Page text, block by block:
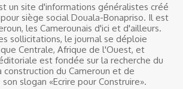
un site d'informations généralistes créé
siège social Douala-Bonapriso. Il est
les Camerounais d'ici et d'ailleurs.
sollicitations, le journal se déploie
Centrale, Afrique de l'Ouest, et
est fondée sur la recherche du
construction du Cameroun et de
slogan «Ecrire pour Construire».